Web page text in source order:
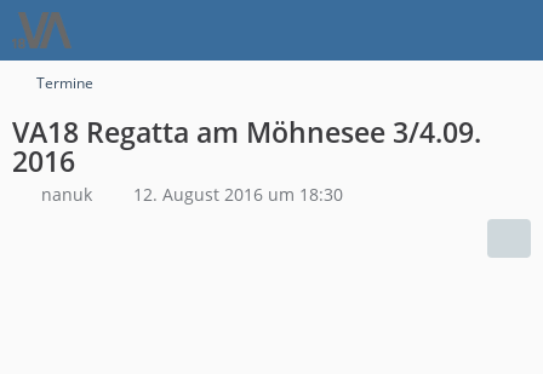
Termine
VA18 Regatta am Möhnesee 3/4.09.
2016
nanuk 12. August 2016 um 18:30